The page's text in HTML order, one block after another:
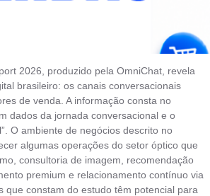
2026, produzido pela OmniChat, revela
brasileiro: os canais conversacionais
de venda. A informação consta no
dados da jornada conversacional e o
O ambiente de negócios descrito no
algumas operações do setor óptico que
consultoria de imagem, recomendação
premium e relacionamento contínuo via
que constam do estudo têm potencial para